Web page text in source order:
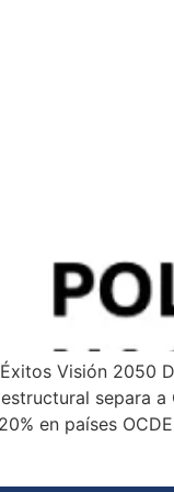
Visión 2050
separa
en países